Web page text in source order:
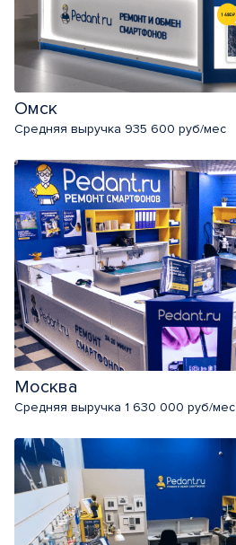
Омск
Средняя выручка 935 600 руб/мес
Москва
Средняя выручка 1 630 000 руб/мес